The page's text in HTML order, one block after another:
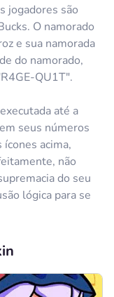
jogadores são
O namorado
e sua namorada
do namorado,
QU1T".
até a
seus números
acima,
não
do seu
lógica para se